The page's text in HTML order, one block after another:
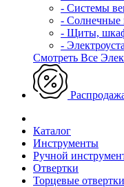
- Системы
- Солнечные
- Щиты,
-
Смотреть Все
Каталог
Инструменты
Ручной
Отвертки
Торцевые отвертки